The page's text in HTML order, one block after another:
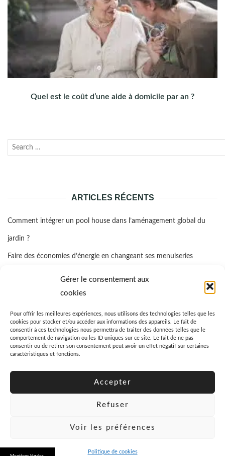
Gérer le consentement aux
cookies
Pour offrir les meilleures expériences, nous utilisons des technologies telles que les
cookies pour stocker et/ou accéder aux informations des appareils. Le fait de
consentir à ces technologies nous permettra de traiter des données telles que le
comportement de navigation ou les ID uniques sur ce site. Le fait de ne pas
consentir ou de retirer son consentement peut avoir un effet négatif sur certaines
caractéristiques et fonctions.
Accepter
Refuser
Voir les préférences
Politique de cookies
Quel est le coût d’une aide à domicile par an ?
Recherche
ARTICLES RÉCENTS
Comment intégrer un pool house dans l’aménagement global du
jardin ?
Faire des économies d’énergie en changeant ses menuiseries
Comment favoriser la cicatrisation rapide d’un coussinet blessé d’un
Quel est le prix moyen d’un garde-meuble ?
© 2026 Danzine